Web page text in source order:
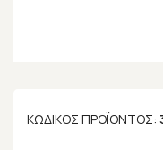
ΚΩΔΙΚΌΣ ΠΡΟΪΌΝΤΟΣ: